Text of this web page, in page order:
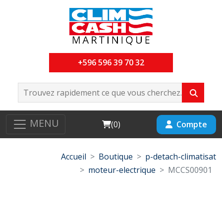
+596 596 39 70 32
MENU Cart
(0) Compte
Accueil Boutique
p-detach-climatisat
moteur-electrique
MCCS00901